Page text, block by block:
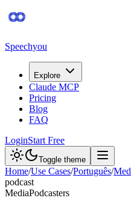
Speechyou
Explore
Claude MCP
Pricing
Blog
FAQ
LoginStart Free
Toggle theme
Home/Use Cases/Português/
podcast
MediaPodcasters